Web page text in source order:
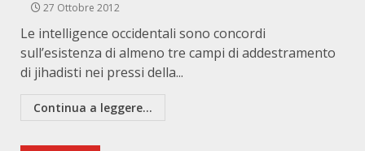
27 Ottobre 2012
Le intelligence occidentali sono concordi
sull’esistenza di almeno tre campi di addestramento
di jihadisti nei pressi della...
Continua a leggere...